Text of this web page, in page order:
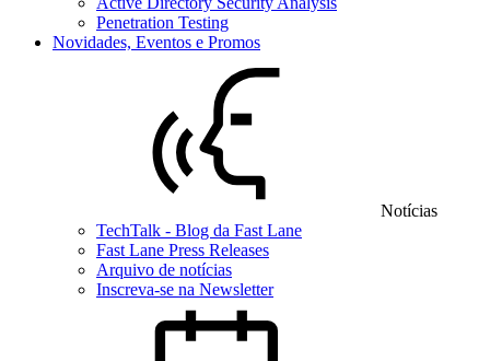
Penetration Testing
Novidades, Eventos e Promos
Notícias
TechTalk - Blog da Fast Lane
Fast Lane Press Releases
Arquivo de notícias
Inscreva-se na Newsletter